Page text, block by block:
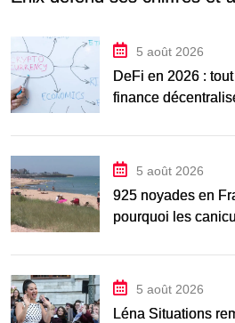
5 août 2026
DeFi en 2026 :
finance
5 août 2026
925 noyades en
pourquoi les
5 août 2026
Léna Situations